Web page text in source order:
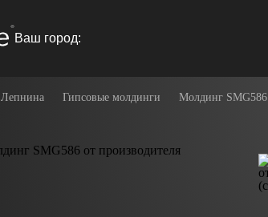
Ваш город:
Лепнина Гипсовые молдинги Молдинг SMG586